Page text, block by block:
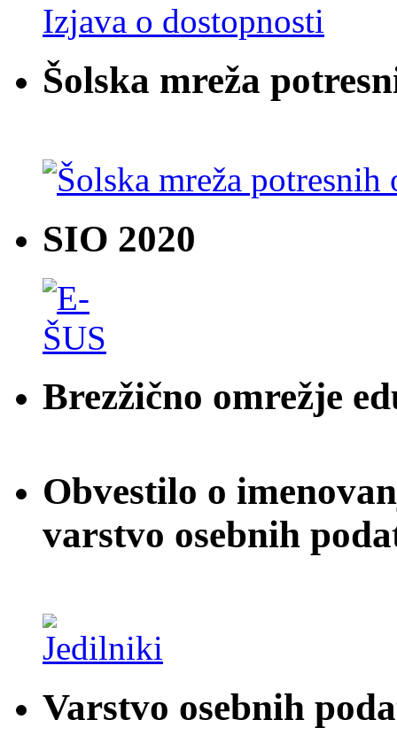
Izjava o dostopnosti
Šolska mreža
SIO 2020
Brezžično omrežje
Obvestilo o
varstvo osebnih
Varstvo osebnih